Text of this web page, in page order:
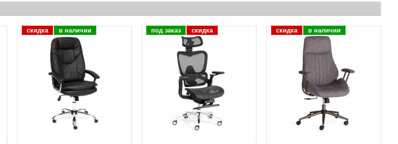
скидка в наличии под заказ скидка скидка в наличии